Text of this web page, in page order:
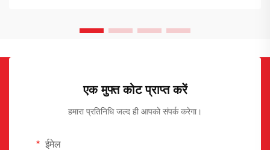
एक मुफ्त कोट प्राप्त करें
हमारा प्रतिनिधि जल्द ही आपको संपर्क करेगा।
ईमेल